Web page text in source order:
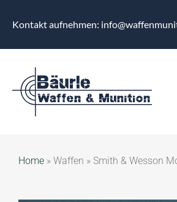
Kontakt aufnehmen:
Home » Waffen » Smith & Wesson